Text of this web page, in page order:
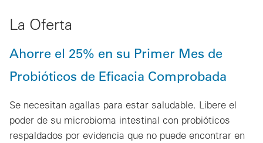
La Oferta
Ahorre el 25% en su Primer Mes de
Probióticos de Eficacia Comprobada
Se necesitan agallas para estar saludable. Libere el
poder de su microbioma intestinal con probióticos
respaldados por evidencia que no puede encontrar en